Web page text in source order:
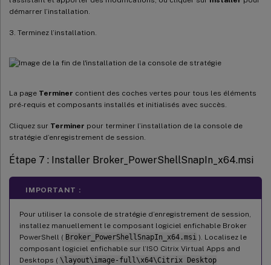
démarrer l’installation.
3. Terminez l’installation.
La page Terminer contient des coches vertes pour tous les éléments
pré-requis et composants installés et initialisés avec succès.
Cliquez sur Terminer pour terminer l’installation de la console de
stratégie d’enregistrement de session.
Étape 7 : Installer Broker_PowerShellSnapIn_x64.msi
IMPORTANT :
Pour utiliser la console de stratégie d’enregistrement de session,
installez manuellement le composant logiciel enfichable Broker
PowerShell ( Broker_PowerShellSnapIn_x64.msi ). Localisez le
composant logiciel enfichable sur l’ISO Citrix Virtual Apps and
Desktops ( \layout\image-full\x64\Citrix Desktop